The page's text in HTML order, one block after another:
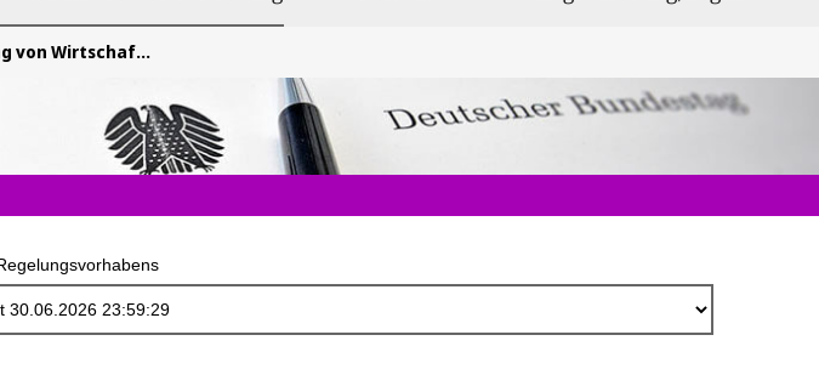
durch gezielten Bürokratieabbau